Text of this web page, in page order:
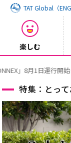
TAT Global（ENG
楽しむ
特集：とっ